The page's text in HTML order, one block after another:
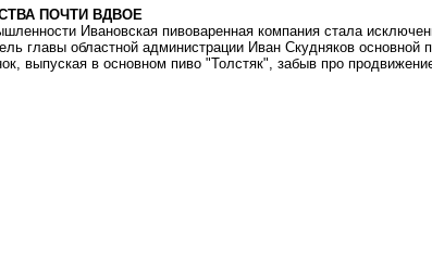
ПОЧТИ ВДВОЕ
Ивановская пивоваренная компания стала
главы областной администрации Иван Скудняков основной
выпуская в основном пиво "Толстяк", забыв про